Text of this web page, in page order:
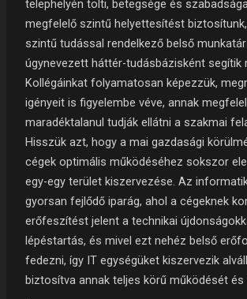
telephelyén tölti, betegsége és
megfelelő szintű helyettesítést
szintű tudással rendelkező belső
úgynevezett háttér-tudásbázisként segítik
Kollégáinkat folyamatosan képezzük,
igényeit is figyelembe véve, annak
maradéktalanul tudják ellátni a szakmai
Hisszük azt, hogy a mai gazdasági
cégek optimális működéséhez sokszor
egy-egy terület kiszervezése. Az
gyorsan fejlődő iparág, ahol a cégeknek
erőfeszítést jelent a technikai
lépéstartás, és mivel ezt nehéz belső
fedezni, így IT egységüket kiszervezik
biztosítva annak teljes körű működését és